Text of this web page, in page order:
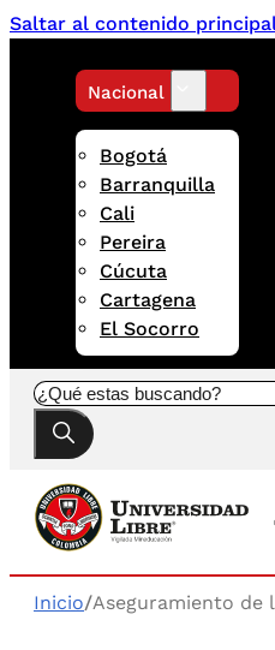
Saltar al contenido
Nacional
Bogotá
Barranquilla
Cali
Pereira
Cúcuta
Cartagena
El Socorro
Buscar
Inicio/Aseguramiento de